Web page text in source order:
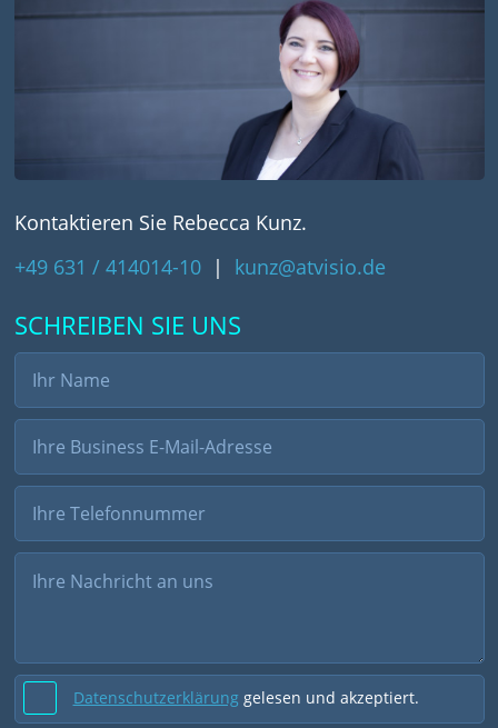
Kontaktieren Sie Rebecca Kunz.
+49 631 / 414014-10 | kunz@atvisio.de
SCHREIBEN SIE UNS
Datenschutzerklärung gelesen und akzeptiert.